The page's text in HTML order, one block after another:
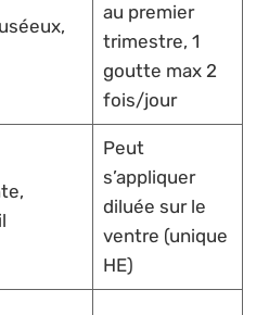
au premier
trimestre, 1
goutte max 2
fois/jour
Peut
s’appliquer
diluée sur le
ventre (unique
HE)